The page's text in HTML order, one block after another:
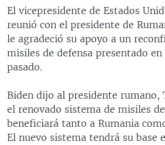
búsqueda
COLOMBIA
CHILE
PERÚ
ECUADOR
VENEZUELA
BRASIL
COSTA RICA
EL SALVADOR
GUATEMALA
HONDURAS
NICARAGUA
OTRAS SECCIONES
INMIGRACIÓN
LIBERTAD DE PRENSA
MUNDO
ECONOMÍA
ENTRETENIMIENTO Y CULTURA
TECNOLOGÍA
ESPECIALES DE LA VOA
LIBERTAD DE PRENSA
UCRANIA
MULTIMEDIA
VIDEOS
FOTOGRAFÍA
PROGRAMAS TV
EL MUNDO AL DÍA
RADIO
El vicepresidente de Estados
reunió con el presidente de
le agradeció su apoyo a un
misiles de defensa presentado
pasado.
Biden dijo al presidente rumano,
el renovado sistema de misiles
beneficiará tanto a Rumania
El nuevo sistema tendrá su base